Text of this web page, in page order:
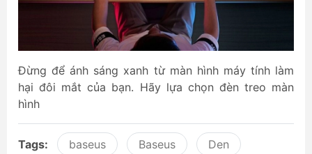
Đừng để ánh sáng xanh từ màn hình máy tính làm
hại đôi mắt của bạn. Hãy lựa chọn đèn treo màn
hình
Tags: baseus Baseus Den